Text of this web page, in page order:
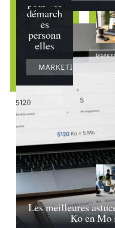
Les meilleures
Ko en Mo
pour vos
démarch
es
personn
elles
MARKETING
27/07/